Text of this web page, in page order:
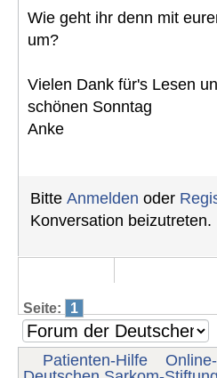
Wie geht ihr denn mit
um?
Vielen Dank für's Lesen
schönen Sonntag
Anke
Bitte Anmelden oder
Konversation beizutreten.
Seite: 1
Patienten-Hilfe